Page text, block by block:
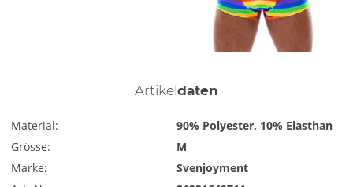
Artikel daten
Material:
90% Polyester, 10% Elasthan
Grösse:
M
Marke:
Svenjoyment